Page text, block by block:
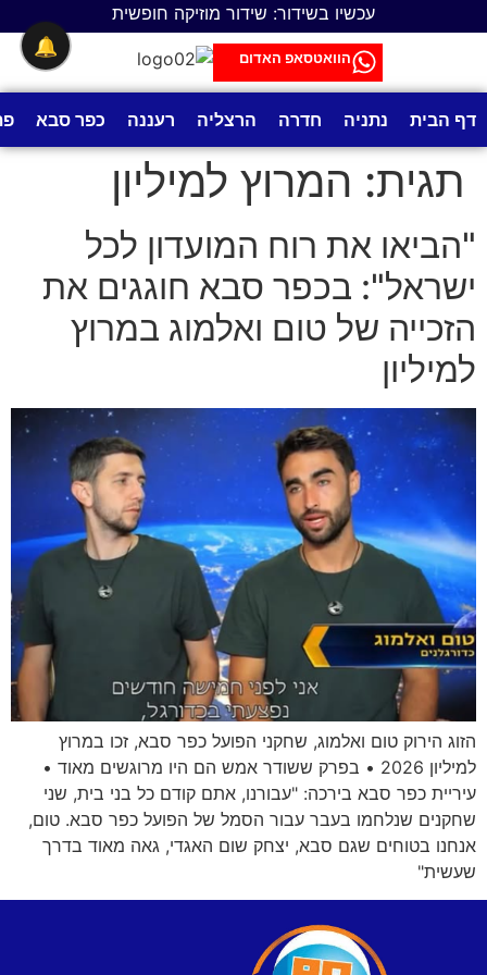
עכשיו בשידור: שידור מוזיקה חופשית
הוואטסאפ האדום
דף הבית נתניה חדרה הרצליה רעננה כפר סבא
תגית: המרוץ למיליון
"הביאו את רוח המועדון לכל
ישראל": בכפר סבא חוגגים את
הזכייה של טום ואלמוג במרוץ
למיליון
הזוג הירוק טום ואלמוג, שחקני הפועל כפר סבא, זכו במרוץ
למיליון 2026 • בפרק ששודר אמש הם היו מרוגשים מאוד •
עיריית כפר סבא בירכה: "עבורנו, אתם קודם כל בני בית, שני
שחקנים שנלחמו בעבר עבור הסמל של הפועל כפר סבא. טום,
אנחנו בטוחים שגם סבא, יצחק שום האגדי, גאה מאוד בדרך
שעשית"
🔔